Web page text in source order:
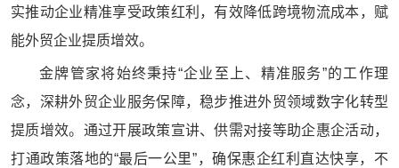
实推动企业精准享受政策红利，有效降低跨境物流成本，赋
能外贸企业提质增效。
金牌管家将始终秉持“企业至上、精准服务”的工作理
念，深耕外贸企业服务保障，稳步推进外贸领域数字化转型
提质增效。通过开展政策宣讲、供需对接等助企惠企活动，
打通政策落地的“最后一公里”，确保惠企红利直达快享，不